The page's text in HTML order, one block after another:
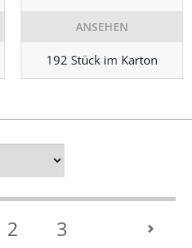
ANSEHEN
192 Stück im Karton
2 3